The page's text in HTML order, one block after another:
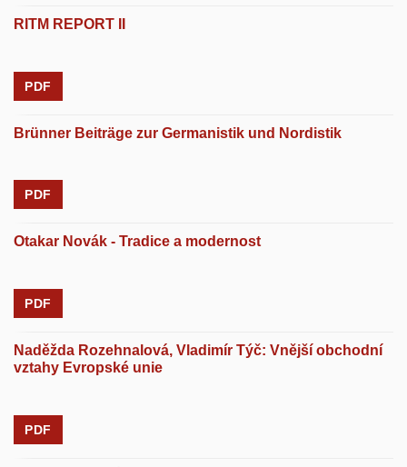
RITM REPORT II
PDF
Brünner Beiträge zur Germanistik und Nordistik
PDF
Otakar Novák - Tradice a modernost
PDF
Naděžda Rozehnalová, Vladimír Týč: Vnější obchodní
vztahy Evropské unie
PDF